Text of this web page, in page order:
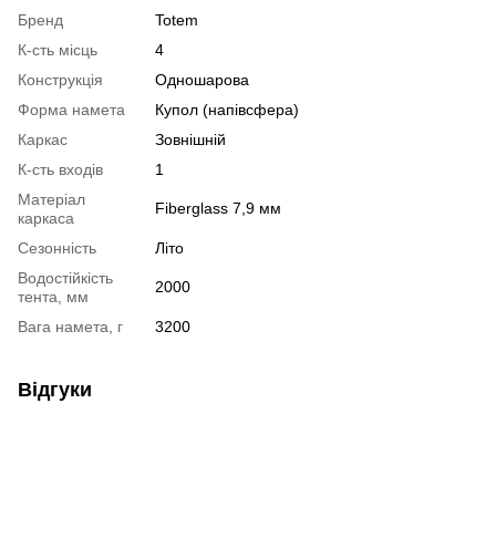
Бренд
Totem
К-сть місць
4
Конструкція
Одношарова
Форма намета
Купол (напівсфера)
Каркас
Зовнішній
К-сть входів
1
Матеріал
каркаса
Fiberglass 7,9 мм
Сезонність
Літо
Водостійкість
тента, мм
2000
Вага намета, г 3200
Відгуки